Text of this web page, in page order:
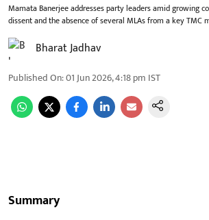
Mamata Banerjee addresses party leaders amid growing
dissent and the absence of several MLAs from a key TMC
Bharat Jadhav
Published On:01 Jun 2026, 4:18 pm IST
Summary